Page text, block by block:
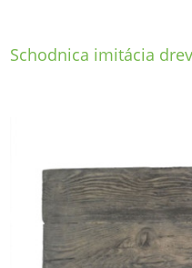
Schodnica imitácia